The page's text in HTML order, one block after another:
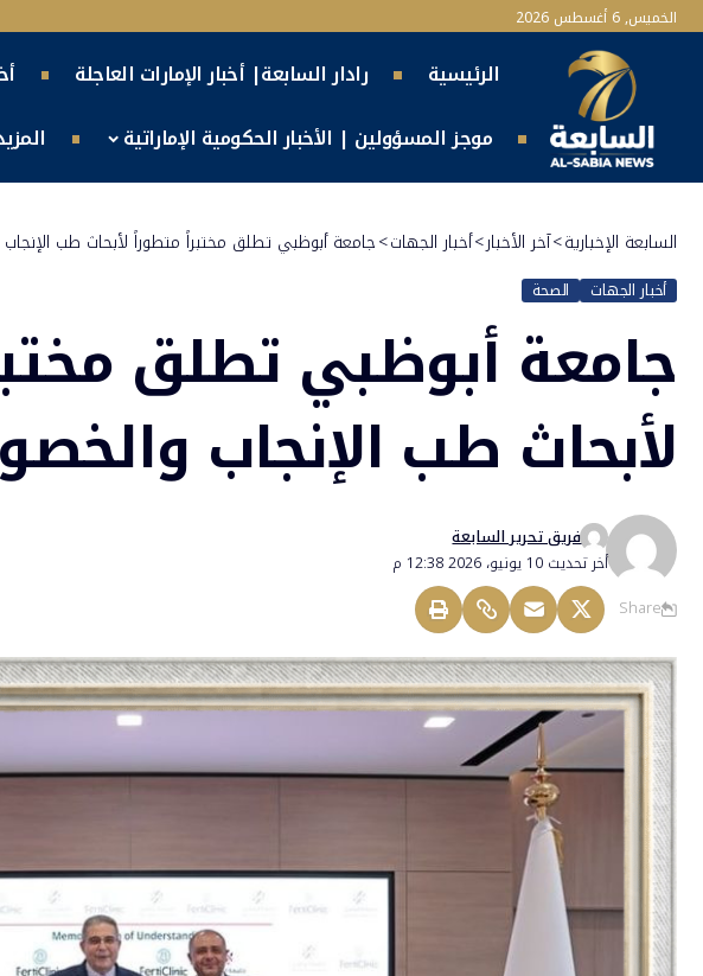
الخميس, 6 أغسطس 2026
الرئيسية رادار السابعة| أخبار الإمارات العاجلة
موجز المسؤولين | الأخبار الحكومية الإماراتية
السابعة الإخبارية>آخر الأخبار>أخبار الجهات>جامعة أبوظبي تطلق مختبراً متطوراً لأبحاث طب
أخبار الجهات الصحة
جامعة أبوظبي تطلق
لأبحاث طب الإنجاب
أخر تحديث 10 يونيو، 2026 12:38 م
فريق تحرير السابعة
Share